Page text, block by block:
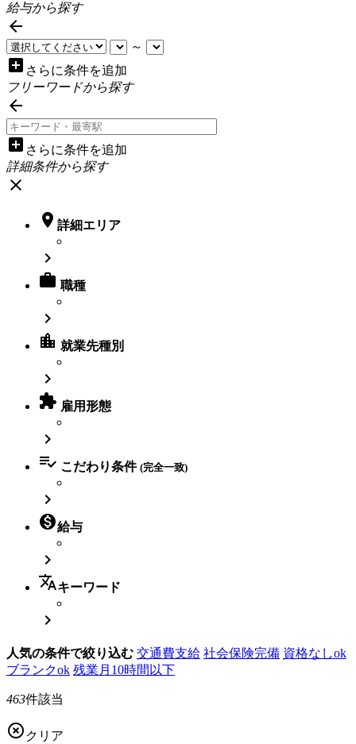
給与から探す

～
add_box さらに条件を追加
フリーワードから探す

add_box さらに条件を追加
詳細条件から探す
close
 詳細エリア

 職種

location_city 就業先種別

 雇用形態

 こだわり条件 (完全一致)

給与

translateキーワード

人気の条件で絞り込む 交通費支給 社会保険完備 資格なしok
ブランクok 残業月10時間以下
463件該当
 クリア